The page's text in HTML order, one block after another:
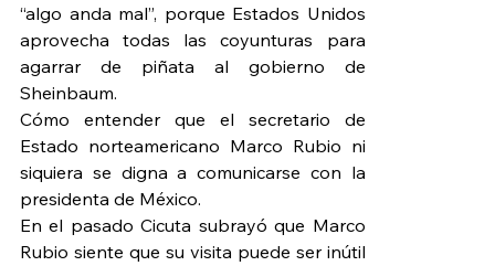
“algo anda mal”, porque Estados Unidos
aprovecha todas las coyunturas para
agarrar de piñata al gobierno de
Sheinbaum.
Cómo entender que el secretario de
Estado norteamericano Marco Rubio ni
siquiera se digna a comunicarse con la
presidenta de México.
En el pasado Cicuta subrayó que Marco
Rubio siente que su visita puede ser inútil